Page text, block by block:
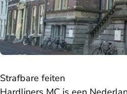
Strafbare feiten